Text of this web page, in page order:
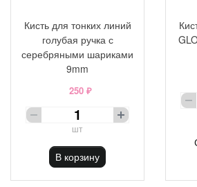
Кисть для тонких линий
голубая ручка с
серебряными шариками
9mm
250 ₽
шт
В корзину